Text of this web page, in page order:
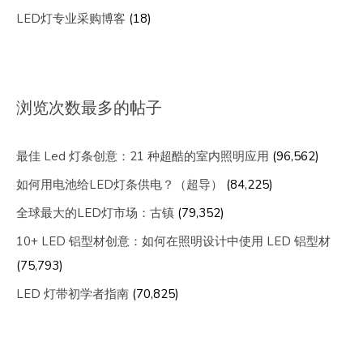
LED灯专业采购博客 (18)
浏览次数最多的帖子
最佳 Led 灯条创意：21 种超酷的室内照明应用 (96,562)
如何用电池给LED灯条供电？（超导）
(84,225)
全球最大的LED灯市场：古镇 (79,352)
10+ LED 铝型材创意：如何在照明设计中使用 LED 铝型材
(75,793)
LED 灯带初学者指南 (70,825)